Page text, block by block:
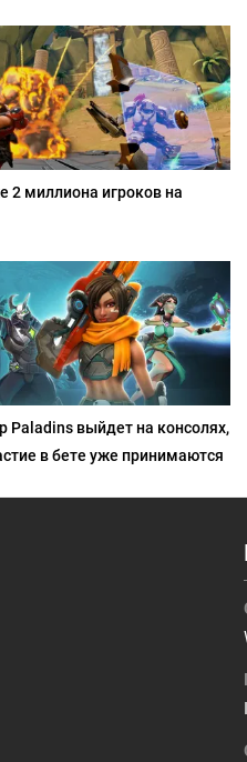
2 миллиона игроков на
Paladins выйдет на консолях,
в бете уже принимаются